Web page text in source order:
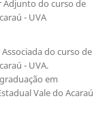
Adjunto do curso de
- UVA
do curso de
- UVA.
em
Vale do Acaraú